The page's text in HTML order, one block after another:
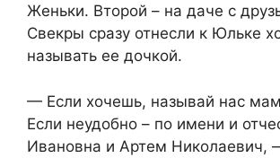
Женьки. Второй – на даче с
Свекры сразу отнесли к Юльке
называть ее дочкой.
— Если хочешь, называй нас
Если неудобно – по имени и
Ивановна и Артем Николаевич,